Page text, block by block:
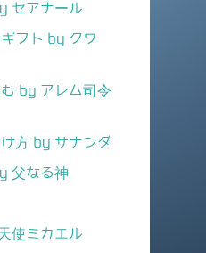
セアナール
フト by クワ
by アレム司令
方 by サナンダ
父なる神
使ミカエル